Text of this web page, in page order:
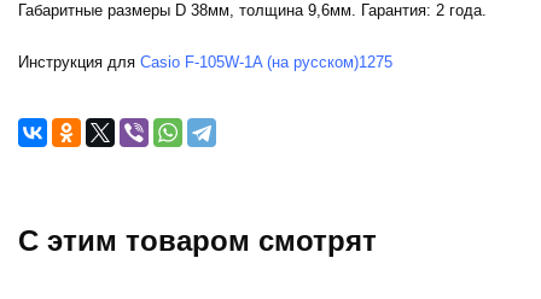
Габаритные размеры D 38мм, толщина 9,6мм. Гарантия: 2 года.
Инструкция для Casio F-105W-1A (на русском)1275
C этим товаром смотрят